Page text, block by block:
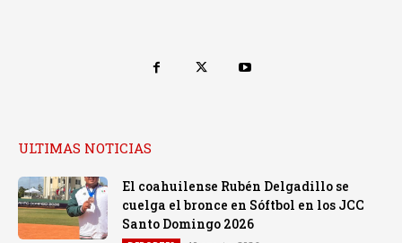
ULTIMAS NOTICIAS
El coahuilense Rubén Delgadillo se
cuelga el bronce en Sóftbol en los JCC
Santo Domingo 2026